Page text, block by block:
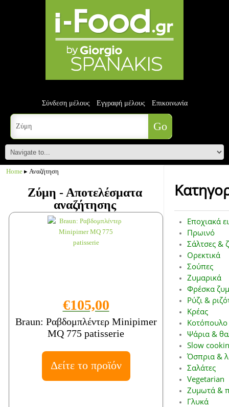
Σύνδεση μέλους Εγγραφή μέλους Επικοινωνία
Home ▸ Αναζήτηση
Ζύμη - Αποτελέσματα
αναζήτησης
€105,00
Braun: Ραβδομπλέντερ Minipimer
MQ 775 patisserie
Δείτε το προϊόν
Εποχιακά
Πρωινό
Σάλτσες &
Ορεκτικά
Σούπες
Ζυμαρικά
Φρέσκα
Ρύζι &
Κρέας
Ψάρια &
Slow
Όσπρια &
Σαλάτες
Vegetarian
Ζυμωτά &
Γλυκά